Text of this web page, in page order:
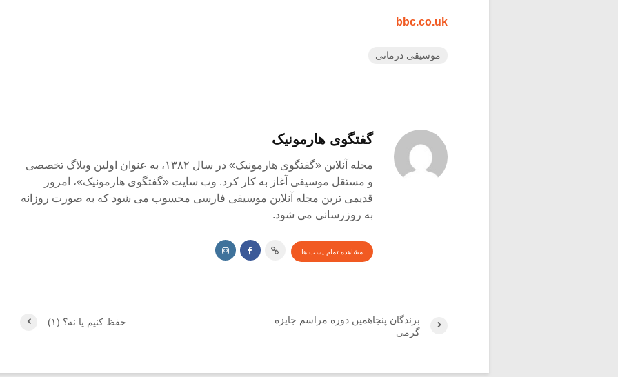
bbc.co.uk
موسیقی درمانی
گفتگوی هارمونیک
مجله آنلاین «گفتگوی هارمونیک» در سال ۱۳۸۲، به عنوان اولین وبلاگ تخصصی
و مستقل موسیقی آغاز به کار کرد. وب سایت «گفتگوی هارمونیک»، امروز
قدیمی ترین مجله آنلاین موسیقی فارسی محسوب می شود که به صورت روزانه
به روزرسانی می شود.
مشاهده تمام پست ها
حفظ کنیم یا نه؟ (۱)
برندگان پنجاهمین دوره مراسم جایزه
گرمی